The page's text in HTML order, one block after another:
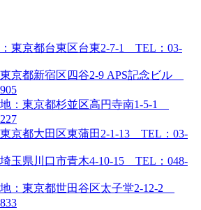
東京都台東区台東2-7-1 TEL：03-
京都新宿区四谷2-9 APS記念ビル
：東京都杉並区高円寺南1-5-1
京都大田区東蒲田2-1-13 TEL：03-
玉県川口市青木4-10-15 TEL：048-
：東京都世田谷区太子堂2-12-2